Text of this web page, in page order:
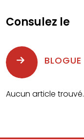
Consulez le
BLOGUE
Aucun article trouvé.